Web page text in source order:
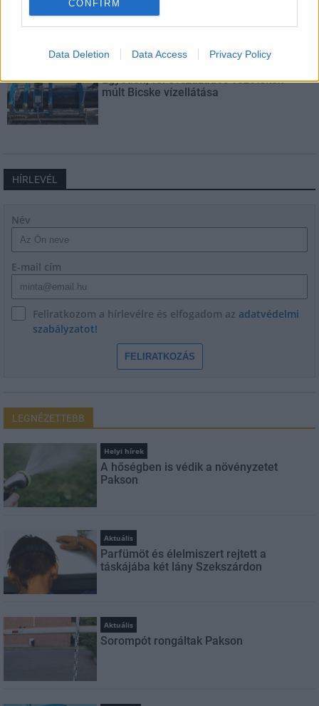
CONFIRM
Data Deletion Data Access Privacy Policy
közműhálózatának fejlesztése
Egyetlen, fél évszázados vezetéken
múlt Bicske vízellátása
HÍRLEVÉL
Név
E-mail cím
Feliratkozom a hírlevélre és elfogadom az adatvédelmi
szabályzatot!
FELIRATKOZÁS
LEGNÉZETTEBB
Helyi hírek
A hőségben is védik a növényzetet
Pakson
Aktuális
Parfümöt és élelmiszert rejtett a
táskájába két lány Szekszárdon
Aktuális
Sorompót rongáltak Pakson